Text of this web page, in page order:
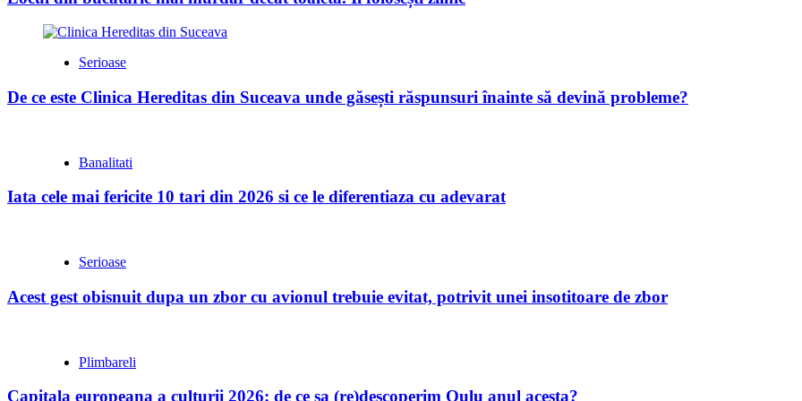
Serioase
De ce este Clinica Hereditas din Suceava unde găsești răspunsuri înainte să devină probleme?
Banalitati
Iata cele mai fericite 10 tari din 2026 si ce le diferentiaza cu adevarat
Serioase
Acest gest obisnuit dupa un zbor cu avionul trebuie evitat, potrivit unei insotitoare de zbor
Plimbareli
Capitala europeana a culturii 2026: de ce sa (re)descoperim Oulu anul acesta?